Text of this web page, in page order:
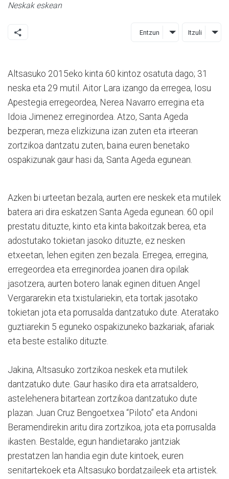
Neskak eskean
Entzun Itzuli
Altsasuko 2015eko kinta 60 kintoz osatuta dago; 31
neska eta 29 mutil. Aitor Lara izango da erregea, Iosu
Apestegia erregeordea, Nerea Navarro erregina eta
Idoia Jimenez erreginordea. Atzo, Santa Ageda
bezperan, meza elizkizuna izan zuten eta irteeran
zortzikoa dantzatu zuten, baina euren benetako
ospakizunak gaur hasi da, Santa Ageda egunean.
Azken bi urteetan bezala, aurten ere neskek eta mutilek
batera ari dira eskatzen Santa Ageda egunean. 60 opil
prestatu dituzte, kinto eta kinta bakoitzak berea, eta
adostutako tokietan jasoko dituzte, ez nesken
etxeetan, lehen egiten zen bezala. Erregea, erregina,
erregeordea eta erreginordea joanen dira opilak
jasotzera, aurten botero lanak eginen dituen Angel
Vergararekin eta txistulariekin, eta tortak jasotako
tokietan jota eta porrusalda dantzatuko dute. Ateratako
guztiarekin 5 eguneko ospakizuneko bazkariak, afariak
eta beste estaliko dituzte.
Jakina, Altsasuko zortzikoa neskek eta mutilek
dantzatuko dute. Gaur hasiko dira eta arratsaldero,
astelehenera bitartean zortzikoa dantzatuko dute
plazan. Juan Cruz Bengoetxea “Piloto” eta Andoni
Beramendirekin aritu dira zortzikoa, jota eta porrusalda
ikasten. Bestalde, egun handietarako jantziak
prestatzen lan handia egin dute kintoek, euren
senitartekoek eta Altsasuko bordatzaileek eta artistek.